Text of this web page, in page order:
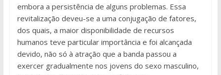
embora a persistência de alguns problemas. Essa
revitalização deveu-se a uma conjugação de fatores,
dos quais, a maior disponibilidade de recursos
humanos teve particular importância e foi alcançada
devido, não só à atração que a banda passou a
exercer gradualmente nos jovens do sexo masculino,